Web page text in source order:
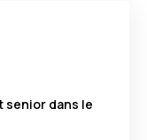
senior dans le